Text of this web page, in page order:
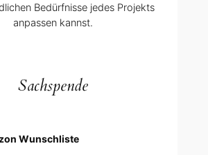
Bedürfnisse jedes Projekts
anpassen kannst.
Sachspende
Wunschliste